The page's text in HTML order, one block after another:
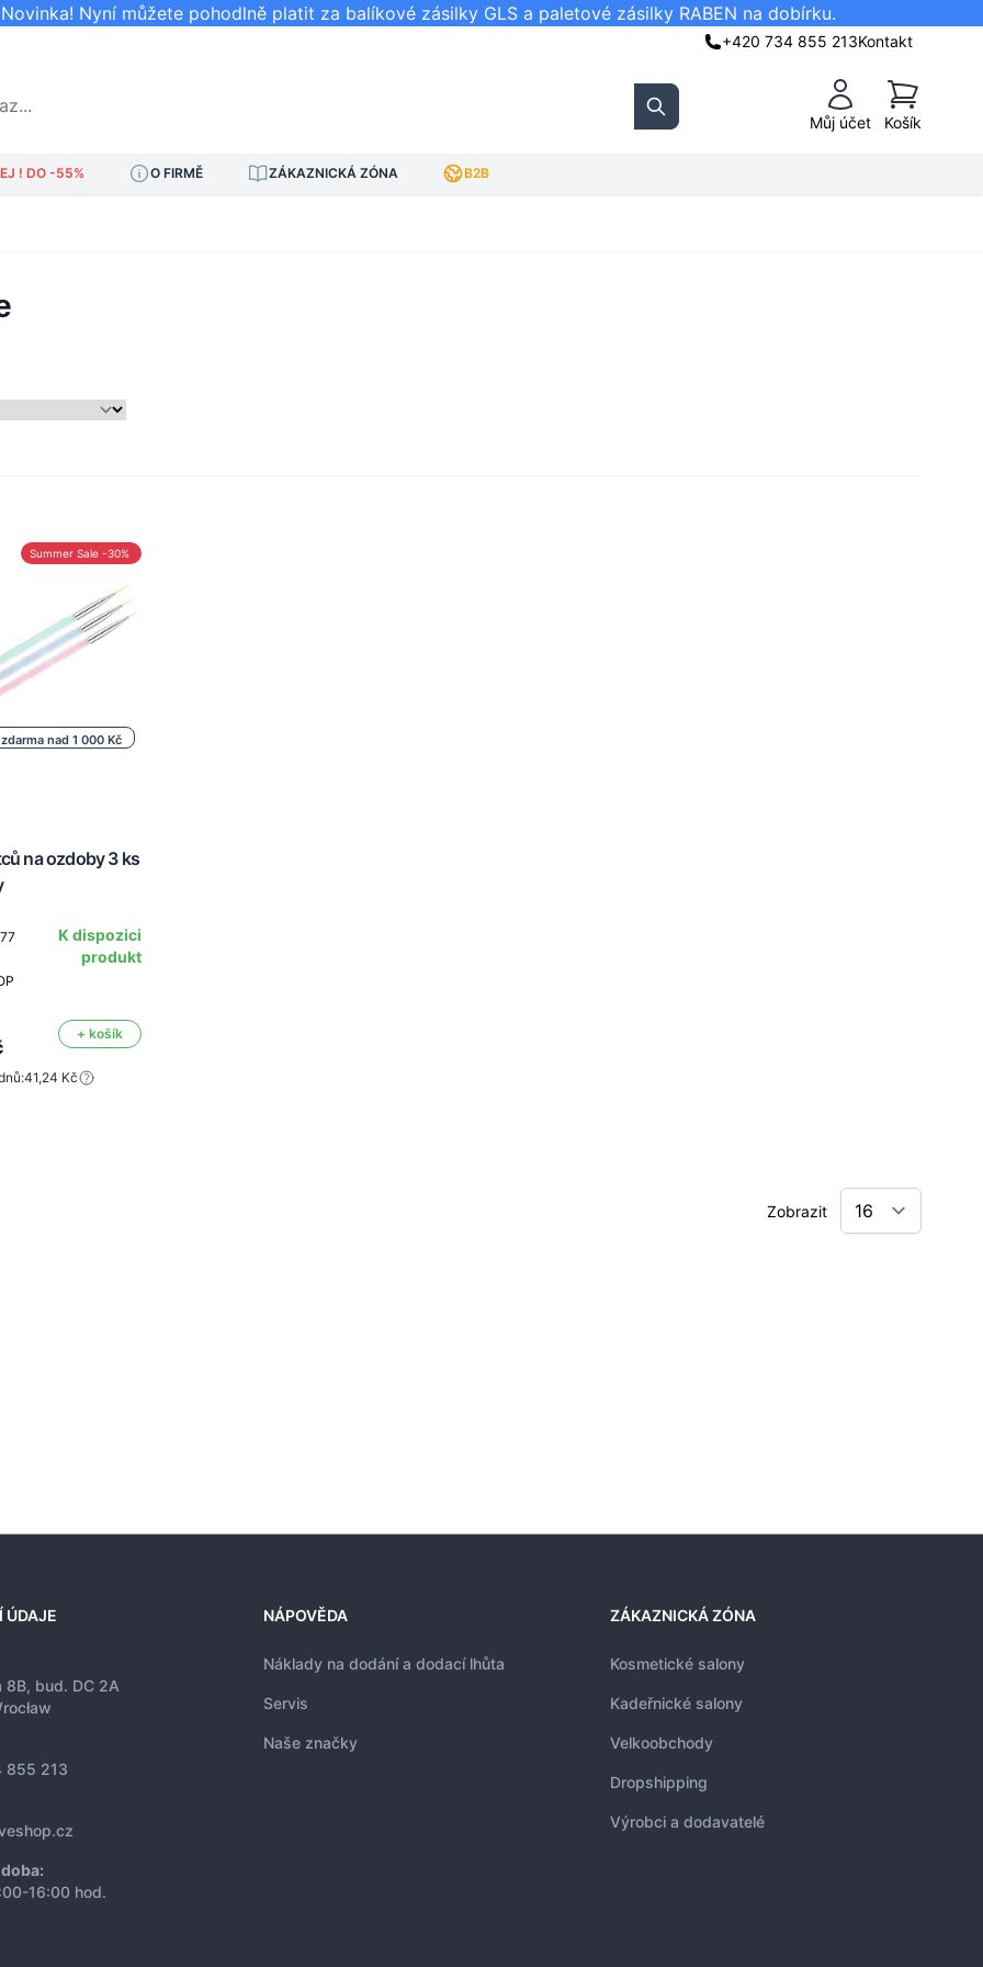
Nyní můžete pohodlně platit za balíkové zásilky GLS a paletové zásilky RABEN na dobírku.
+420 734 855 213Kontakt
Search Můj účet
Košík
Košík
! DO -55% O FIRMĚ ZÁKAZNICKÁ ZÓNA B2B
nad 1 000 Kč
Summer Sale -30%
na ozdoby 3 ks
K dispozici
produkt
+ košík
41,24 Kč
Zobrazit
ÚDAJE
8B, bud. DC 2A
855 213
16:00 hod.
NÁPOVĚDA
Náklady na dodání a dodací lhůta
Servis
Naše značky
ZÁKAZNICKÁ ZÓNA
Kosmetické salony
Kadeřnické salony
Velkoobchody
Dropshipping
Výrobci a dodavatelé